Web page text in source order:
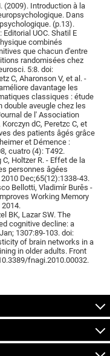
(2009). Introduction à la
Dans
(p.13).
UOC. Shatil E
combinés
que chacun d'entre
randomisées chez
5:8. doi:
C, Aharonson V, et al. -
davantage les
classiques : étude
double aveugle chez les
de l' Association
dC, Peretzc C, et
des patients âgés grâce
et Démence :
cuatro (4): T492.
Holtzer R. - Effet de la
personnes âgées
Dec;65(12):1338-43.
Bellotti, Vladimír Burěs -
Working Memory
BK, Lazar SW. The
cognitive decline: a
1307:89-103. doi:
of brain networks in a
in older adults. Front
fnagi.2010.00032.